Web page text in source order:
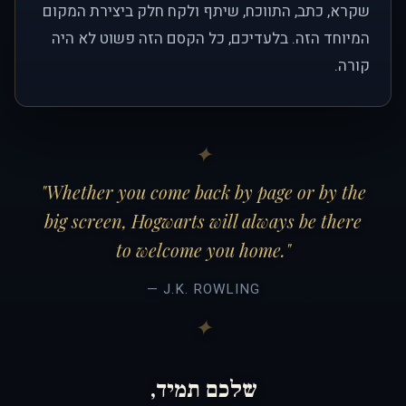
שקרא, כתב, התווכח, שיתף ולקח חלק ביצירת המקום
המיוחד הזה. בלעדיכם, כל הקסם הזה פשוט לא היה
קורה.
"Whether you come back by page or by the
big screen, Hogwarts will always be there
to welcome you home."
— J.K. ROWLING
שלכם תמיד,